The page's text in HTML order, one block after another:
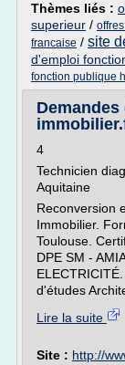
Thèmes liés :
superieur /
francaise / site
d'emploi
fonction publique
4
Technicien
Aquitaine
Reconversion
Immobilier.
Toulouse.
DPE SM -
d'études
Lire la suite
Site : http://